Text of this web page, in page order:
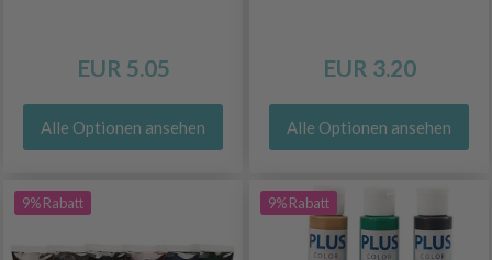
EUR 5.05
Alle Optionen ansehen
EUR 3.20
Alle Optionen ansehen
9% Rabatt 9% Rabatt